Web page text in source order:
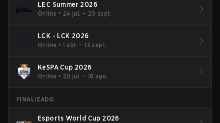
LEC Summer 2026
Online • 24 jul. – 20 sept.
LCK - LCK 2026
Online • 1 abr. – 13 sept.
KeSPA Cup 2026
Online • 20 jul. – 18 ago.
FINALIZADO
Esports World Cup 2026